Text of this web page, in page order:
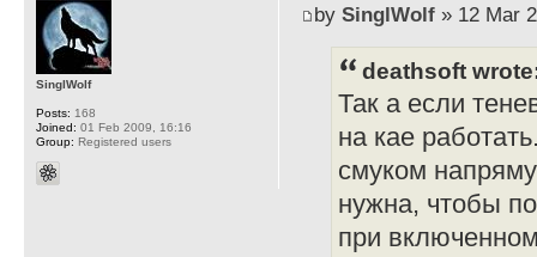
by SinglWolf» 12 Mar
deathsoft
Так а если
на кае
смуком
нужна, чтобы
при
SinglWolf
Posts: 168
Joined: 01 Feb 2009, 16:16
Group: Registered users